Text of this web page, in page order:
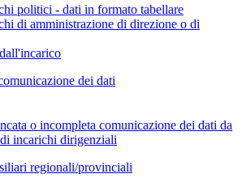
politici - dati in formato tabellare
di amministrazione di direzione o di
dei dati
o incompleta comunicazione dei dati da
incarichi dirigenziali
regionali/provinciali